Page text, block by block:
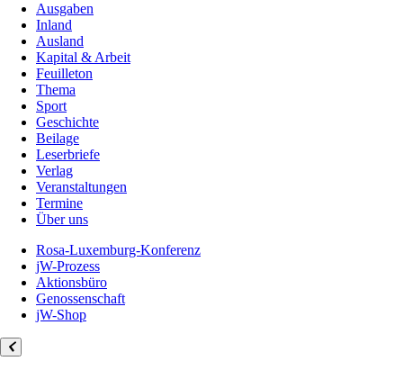
Ausgaben
Inland
Ausland
Kapital & Arbeit
Feuilleton
Thema
Sport
Geschichte
Beilage
Leserbriefe
Verlag
Veranstaltungen
Termine
Über uns
Rosa-Luxemburg-Konferenz
jW-Prozess
Aktionsbüro
Genossenschaft
jW-Shop